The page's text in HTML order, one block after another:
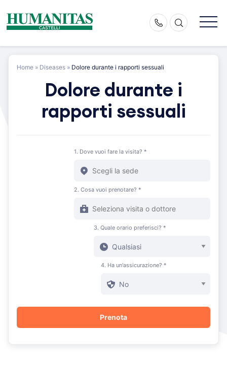
content
Home » Diseases » Dolore durante i rapporti sessuali
Dolore durante i
rapporti sessuali
1. Dove vuoi fare la visita? *
2. Cosa vuoi prenotare? *
3. Quale orario preferisci? *
4. Ha un'assicurazione? *